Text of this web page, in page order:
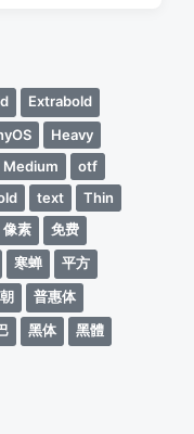
Extrabold
Heavy
Medium
otf
text
Thin
像素
免费
寒蝉
平方
普惠体
黑体 黑體